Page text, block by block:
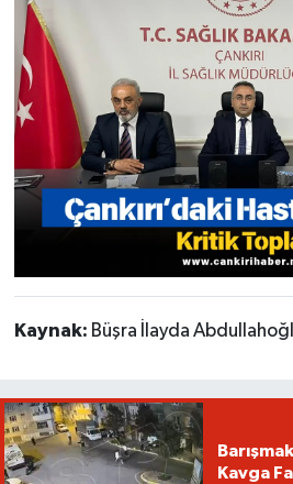
Kaynak: Büşra İlayda
Kavga